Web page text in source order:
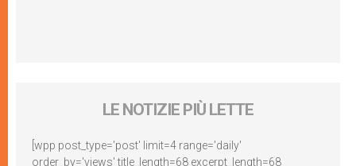
LE NOTIZIE PIÙ LETTE
[wpp post_type='post' limit=4 range='daily'
order_by='views' title_length=68 excerpt_length=68